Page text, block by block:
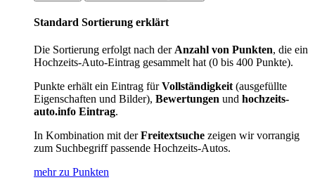
Standard Sortierung erklärt
Die Sortierung erfolgt nach derAnzahl von Punkten, die ein
Hochzeits-Auto-Eintrag gesammelt hat (0 bis 400 Punkte).
Punkte erhält ein Eintrag fürVollständigkeit(ausgefüllte
Eigenschaften und Bilder), Bewertungen und hochzeits-
auto.info Eintrag.
In Kombination mit derFreitextsuche zeigen wir vorrangig
zum Suchbegriff passende Hochzeits-Autos.
mehr zu Punkten